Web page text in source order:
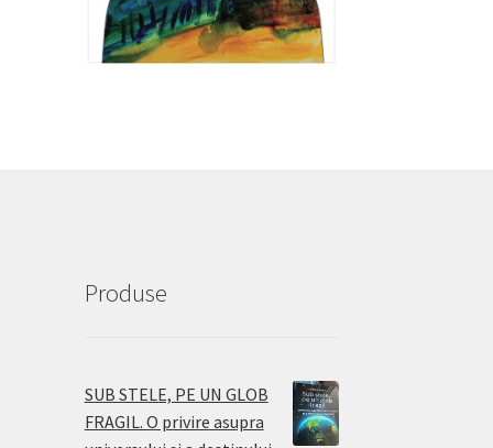
Produse
SUB STELE, PE UN GLOB
FRAGIL. O privire asupra